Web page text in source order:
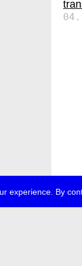
experience. By